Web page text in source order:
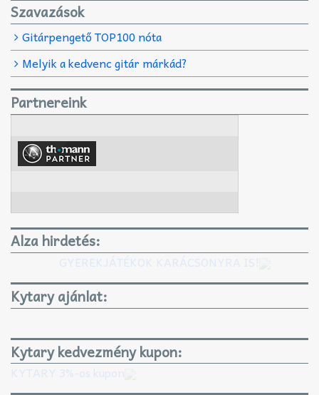
Szavazások
Gitárpengető TOP100 nóta
Melyik a kedvenc gitár márkád?
Partnereink
Alza hirdetés:
GYEREKJÁTÉKOK KARÁCSONYRA IS!
Kytary ajánlat:
Kytary kedvezmény kupon:
KYTARY 3%-os kupon